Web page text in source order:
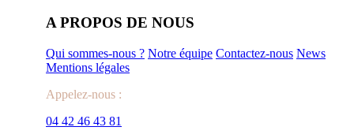
A PROPOS DE NOUS
Qui sommes-nous ? Notre équipe Contactez-nous News
Mentions légales
Appelez-nous :
04 42 46 43 81